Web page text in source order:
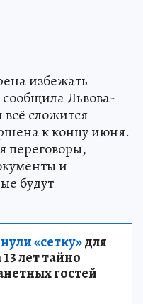
избежать
Львова-
всё сложится
к концу июня.
переговоры,
и
будут
«сетку»для
лет тайно
гостей